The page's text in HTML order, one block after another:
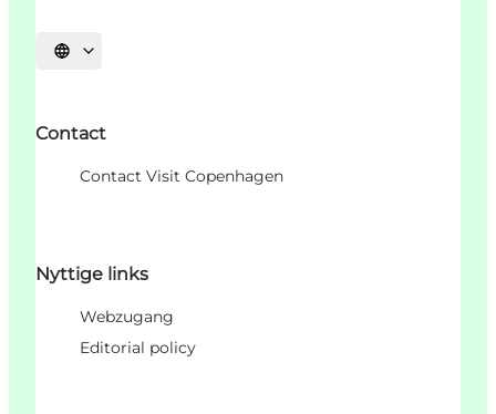
Sprache auswählen
Contact
Contact Visit Copenhagen
Nyttige links
Webzugang
Editorial policy